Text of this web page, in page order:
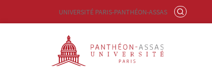
Menu liste site Custom EN
UNIVERSITÉ PARIS-PANTHÉON-ASSAS RECHERCHER
Logo